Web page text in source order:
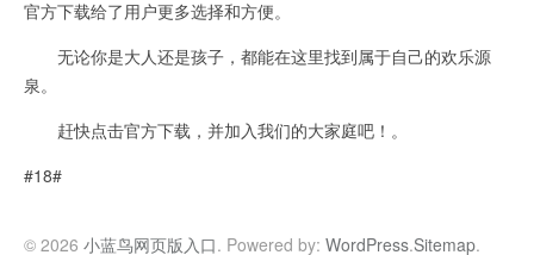
官方下载给了用户更多选择和方便。
无论你是大人还是孩子，都能在这里找到属于自己的欢乐源
泉。
赶快点击官方下载，并加入我们的大家庭吧！。
#18#
© 2026 小蓝鸟网页版入口. Powered by: WordPress.Sitemap.